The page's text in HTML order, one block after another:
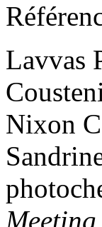
Lavvas
Nixon